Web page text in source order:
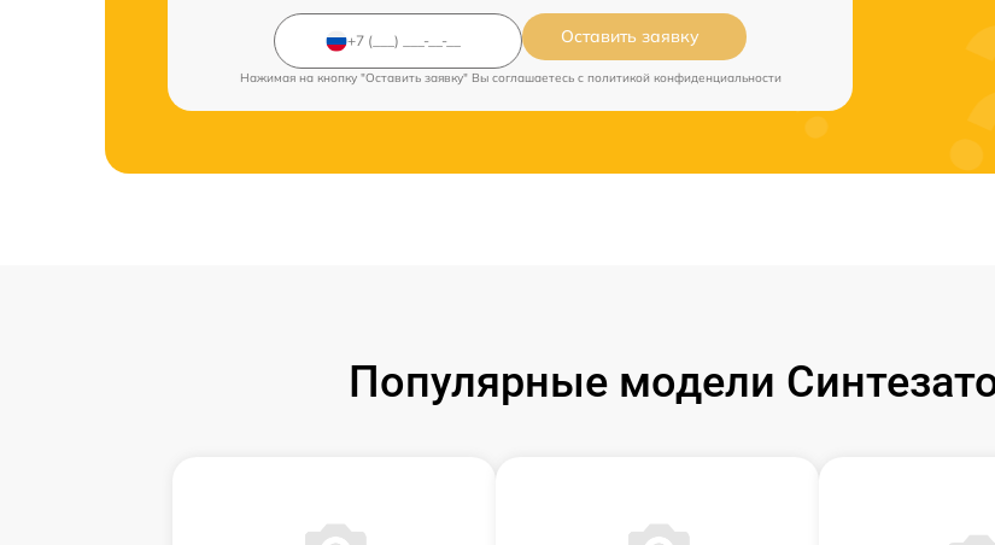
Оставить заявку
Нажимая на кнопку "Оставить заявку" Вы соглашаетесь c политикой конфиденциальности
Популярные модели